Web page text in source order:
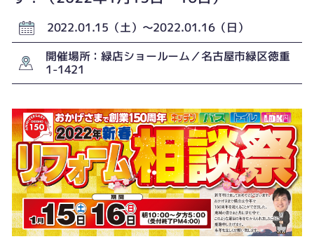
2022.01.15（土）〜2022.01.16（日）
開催場所：緑店ショールーム／名古屋市緑区徳重
1-1421